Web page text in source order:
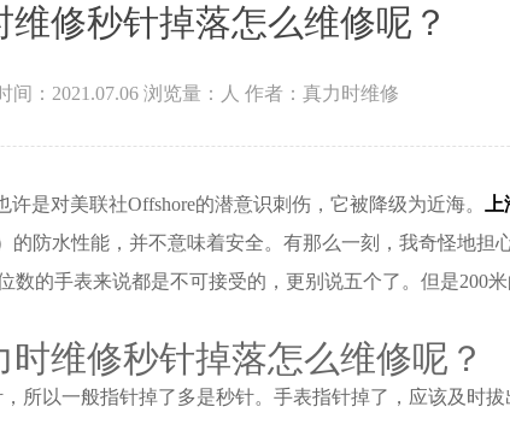
维修秒针掉落怎么维修呢？
间：2021.07.06 浏览量： 人 作者：真力时维修
对美联社Offshore的潜意识刺伤，它被降级为近海。
防水性能，并不意味着安全。有那么一刻，我奇怪地担
的手表来说都是不可接受的，更别说五个了。但是200
修秒针掉落怎么维修呢？
以一般指针掉了多是秒针。手表指针掉了，应该及时拔